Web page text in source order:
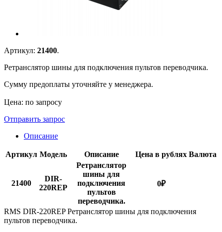
Артикул: 21400.
Ретранслятор шины для подключения пультов переводчика.
Сумму предоплаты уточняйте у менеджера.
Цена: по запросу
Отправить запрос
Описание
Артикул Модель Описание Цена в рублях Валюта
21400
DIR-
220REP
Ретранслятор
шины для
подключения
пультов
переводчика.
0₽
RMS DIR-220REP Ретранслятор шины для подключения
пультов переводчика.